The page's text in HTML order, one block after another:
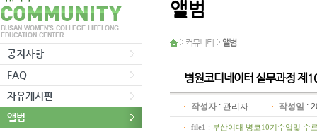
공지사항
FAQ
자유게시판
앨범
앨범
커뮤니티 앨범
병원코디네이터 실무과정 제
작성자 : 관리자 작성일 :
file1 : 부산여대 병코10기수업및 수